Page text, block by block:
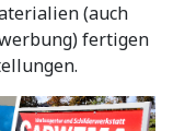
(auch
fertigen